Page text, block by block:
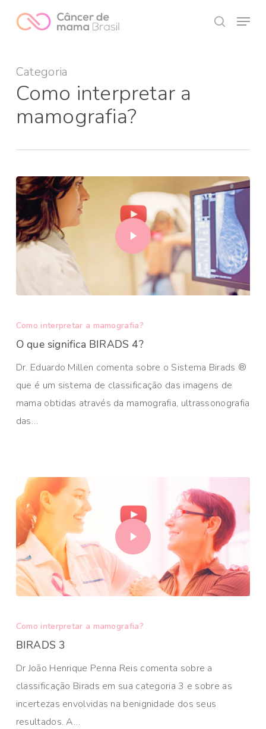
Menu
Categoria
Como interpretar a
mamografia?
Como interpretar a mamografia?
O que significa BIRADS 4?
Dr. Eduardo Millen comenta sobre o Sistema Birads ®
que é um sistema de classificação das imagens de
mama obtidas através da mamografia, ultrassonografia
das…
Como interpretar a mamografia?
BIRADS 3
Dr João Henrique Penna Reis comenta sobre a
classificação Birads em sua categoria 3 e sobre as
incertezas envolvidas na benignidade dos seus
resultados. A…